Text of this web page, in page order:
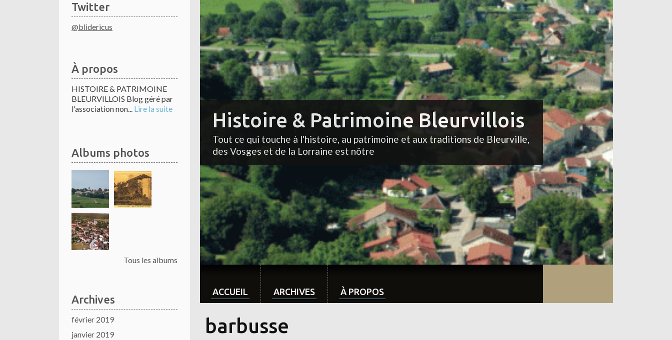
Twitter
@blidericus
À propos
HISTOIRE & PATRIMOINE
BLEURVILLOIS Blog géré par
l'association non... Lire la suite
Albums photos
Tous les albums
Archives
février 2019
janvier 2019
Histoire & Patrimoine Bleurvillois
Tout ce qui touche à l'histoire, au patrimoine et aux traditions de Bleurville,
des Vosges et de la Lorraine est nôtre
ACCUEIL ARCHIVES À PROPOS
barbusse